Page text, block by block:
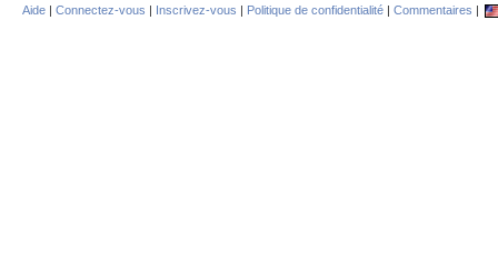
Aide | Connectez-vous | Inscrivez-vous | Politique de confidentialité | Commentaires |